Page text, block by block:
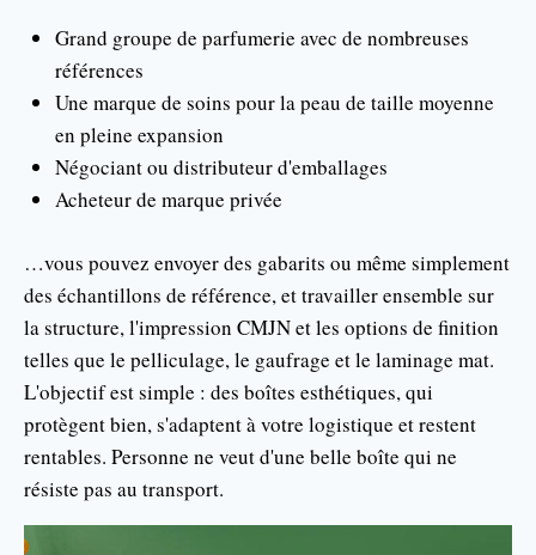
Grand groupe de parfumerie avec de nombreuses
références
Une marque de soins pour la peau de taille moyenne
en pleine expansion
Négociant ou distributeur d'emballages
Acheteur de marque privée
…vous pouvez envoyer des gabarits ou même simplement
des échantillons de référence, et travailler ensemble sur
la structure, l'impression CMJN et les options de finition
telles que le pelliculage, le gaufrage et le laminage mat.
L'objectif est simple : des boîtes esthétiques, qui
protègent bien, s'adaptent à votre logistique et restent
rentables. Personne ne veut d'une belle boîte qui ne
résiste pas au transport.